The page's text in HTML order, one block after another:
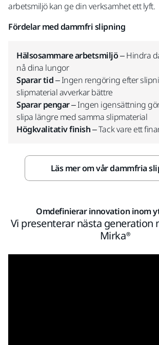
arbetsmiljö kan ge din verksamhet ett lyft.
Fördelar med dammfri slipning
Hälsosammare arbetsmiljö– Hindra
nå dina lungor
Sparar tid– Ingen rengöring efter
slipmaterial avverkar bättre
Sparar pengar– Ingen igensättning
slipa längre med samma slipmaterial
Högkvalitativ finish– Tack vare ett
Läs mer om vår dammfria
Omdefinierar innovation inom
Vi presenterar nästa generation
Mirka®